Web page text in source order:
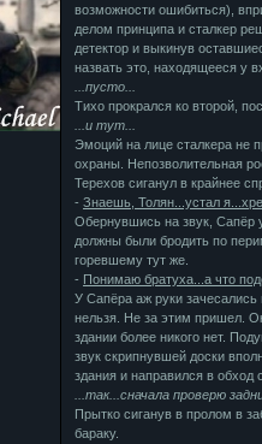
возможности ошибиться),
делом принципа и сталкер
детектор и выкинув
назвать это, находящееся у
...пусто...
Тихо прокрался ко второй,
...и тут...
Эмоций на лице сталкера не
охраны. Непозволительная
Терехов сиганул в крайнее
-Знаешь, Толян...устал
Обернувшись на звук, Сапёр
должны были бродить по
горевшему тут же.
- Понимаю братуха...а что
У Сапёра аж руки
нельзя. Не за этим пришел.
здании более никого нет.
звук скрипнувшей доски
здания и направился в обход
...так...сначала проверю
Прытко сиганув в пролом в
бараку.